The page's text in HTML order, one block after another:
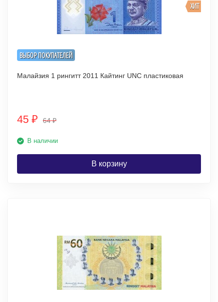
ВЫБОР ПОКУПАТЕЛЕЙ
ХИТ
Малайзия 1 рингитт 2011 Кайтинг UNC пластиковая
45 ₽ 64₽
В наличии
В корзину